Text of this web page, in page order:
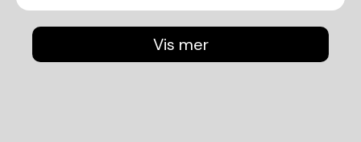
Vis mer